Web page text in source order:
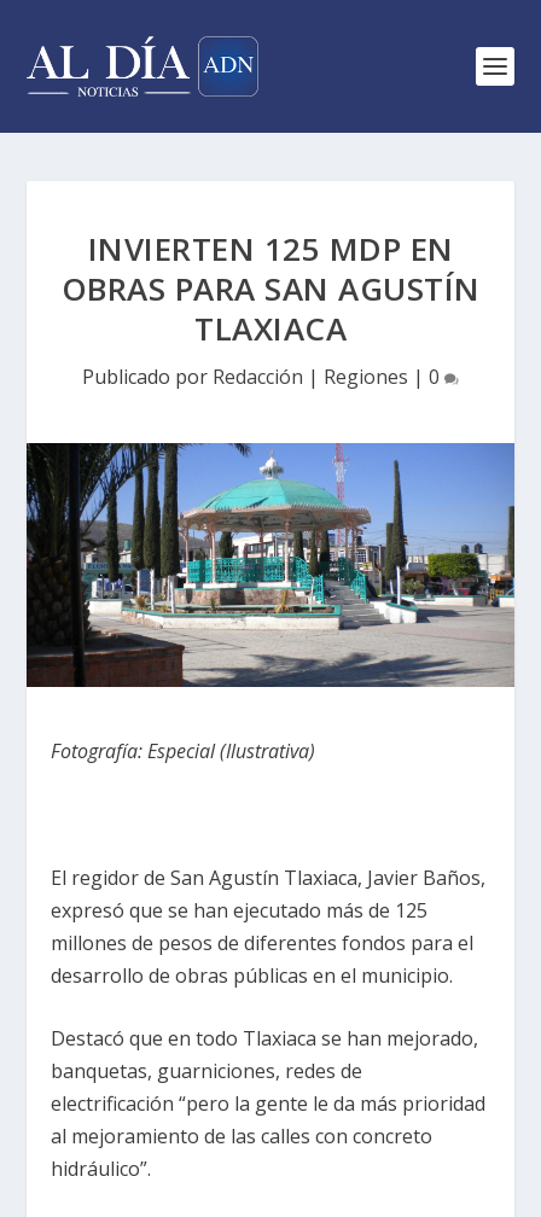
INVIERTEN 125 MDP EN
OBRAS PARA SAN AGUSTÍN
TLAXIACA
Publicado por Redacción | Regiones | 0
Fotografía: Especial (Ilustrativa)
El regidor de San Agustín Tlaxiaca, Javier Baños,
expresó que se han ejecutado más de 125
millones de pesos de diferentes fondos para el
desarrollo de obras públicas en el municipio.
Destacó que en todo Tlaxiaca se han mejorado,
banquetas, guarniciones, redes de
electrificación “pero la gente le da más prioridad
al mejoramiento de las calles con concreto
hidráulico”.